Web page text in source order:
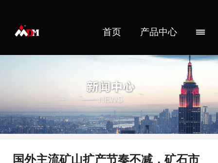
首页 产品中心
国外主流矿山扩产节奏不减，矿石市